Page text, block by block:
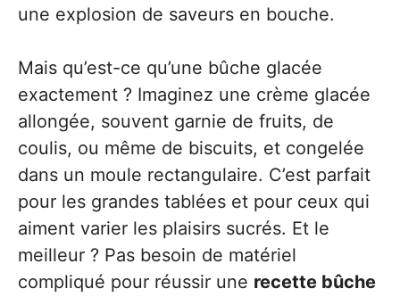
une explosion de saveurs en bouche.
Mais qu’est-ce qu’une bûche glacée
exactement ? Imaginez une crème glacée
allongée, souvent garnie de fruits, de
coulis, ou même de biscuits, et congelée
dans un moule rectangulaire. C’est parfait
pour les grandes tablées et pour ceux qui
aiment varier les plaisirs sucrés. Et le
meilleur ? Pas besoin de matériel
compliqué pour réussir une recette bûche